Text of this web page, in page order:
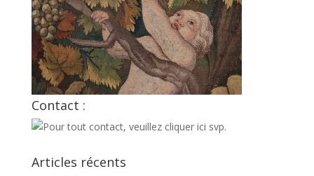
Contact :
Articles récents